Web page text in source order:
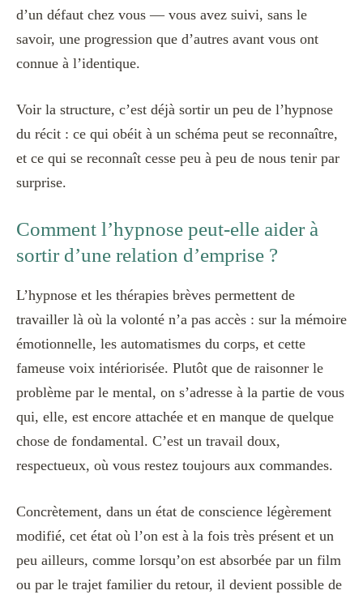
d’un défaut chez vous — vous avez suivi, sans le
savoir, une progression que d’autres avant vous ont
connue à l’identique.
Voir la structure, c’est déjà sortir un peu de l’hypnose
du récit : ce qui obéit à un schéma peut se reconnaître,
et ce qui se reconnaît cesse peu à peu de nous tenir par
surprise.
Comment l’hypnose peut-elle aider à
sortir d’une relation d’emprise ?
L’hypnose et les thérapies brèves permettent de
travailler là où la volonté n’a pas accès : sur la mémoire
émotionnelle, les automatismes du corps, et cette
fameuse voix intériorisée. Plutôt que de raisonner le
problème par le mental, on s’adresse à la partie de vous
qui, elle, est encore attachée et en manque de quelque
chose de fondamental. C’est un travail doux,
respectueux, où vous restez toujours aux commandes.
Concrètement, dans un état de conscience légèrement
modifié, cet état où l’on est à la fois très présent et un
peu ailleurs, comme lorsqu’on est absorbée par un film
ou par le trajet familier du retour, il devient possible de